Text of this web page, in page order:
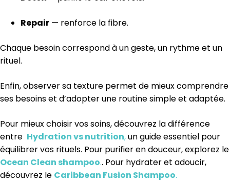
Repair — renforce la fibre.
Chaque besoin correspond à un geste, un rythme et un
rituel.
Enfin, observer sa texture permet de mieux comprendre
ses besoins et d’adopter une routine simple et adaptée.
Pour mieux choisir vos soins, découvrez la différence
entre Hydration vs nutrition,un guide essentiel pour
équilibrer vos rituels. Pour purifier en douceur, explorez le
Ocean Clean shampoo.. Pour hydrater et adoucir,
découvrez le Caribbean Fusion Shampoo.